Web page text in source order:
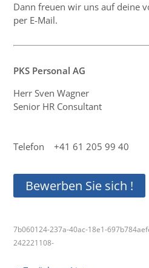
Dann freuen wir uns auf deine
per E-Mail.
PKS Personal AG
Herr Sven Wagner
Senior HR Consultant
Telefon +41 61 205 99 40
Bewerben Sie sich !
7b060124-237a-40ac-18e1-
242221108-